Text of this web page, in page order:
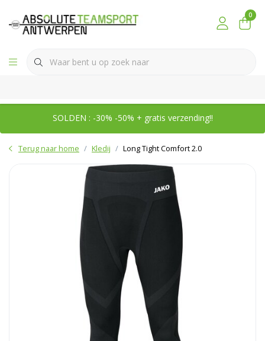
0
SOLDEN : -30% -50% + gratis verzending!!
Terug naar home Kledij Long Tight Comfort 2.0